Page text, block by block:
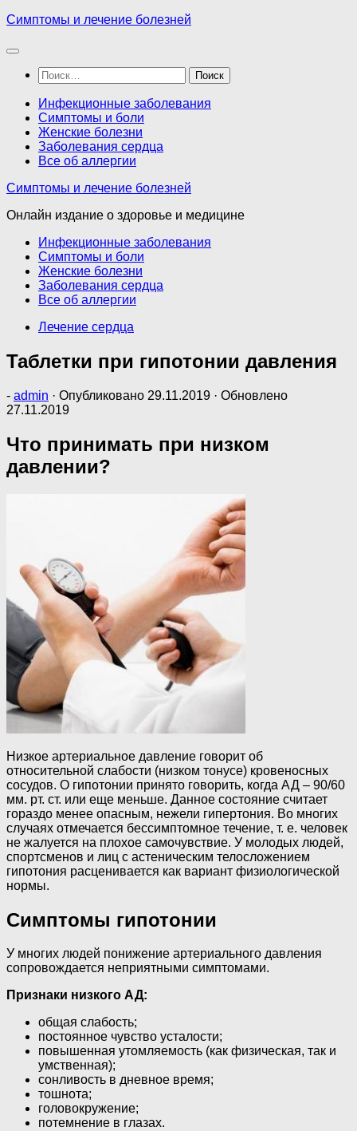
Перейти
содержимому
Симптомы и лечение болезней
Найти:
Инфекционные заболевания
Симптомы и боли
Женские болезни
Заболевания сердца
Все об аллергии
Симптомы и лечение болезней
Онлайн издание о здоровье и медицине
Инфекционные заболевания
Симптомы и боли
Женские болезни
Заболевания сердца
Все об аллергии
Лечение сердца
Таблетки при гипотонии давления
- admin · Опубликовано 29.11.2019 · Обновлено
27.11.2019
Что принимать при низком
давлении?
Низкое артериальное давление говорит об
относительной слабости (низком тонусе) кровеносных
сосудов. О гипотонии принято говорить, когда АД – 90/60
мм. рт. ст. или еще меньше. Данное состояние считает
гораздо менее опасным, нежели гипертония. Во многих
случаях отмечается бессимптомное течение, т. е. человек
не жалуется на плохое самочувствие. У молодых людей,
спортсменов и лиц с астеническим телосложением
гипотония расценивается как вариант физиологической
нормы.
Симптомы гипотонии
У многих людей понижение артериального давления
сопровождается неприятными симптомами.
Признаки низкого АД:
общая слабость;
постоянное чувство усталости;
повышенная утомляемость (как физическая, так и
умственная);
сонливость в дневное время;
тошнота;
головокружение;
потемнение в глазах.